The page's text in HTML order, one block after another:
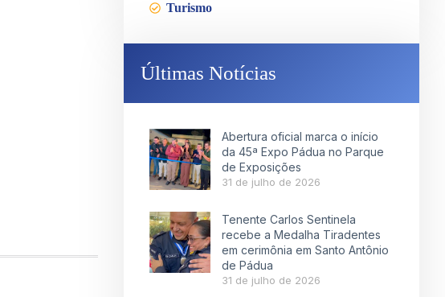
Turismo
Últimas Notícias
Abertura oficial marca o início
da 45ª Expo Pádua no Parque
de Exposições
31 de julho de 2026
Tenente Carlos Sentinela
recebe a Medalha Tiradentes
em cerimônia em Santo Antônio
de Pádua
31 de julho de 2026